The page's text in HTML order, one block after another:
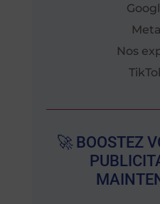
Nos
🚀 BOOSTEZ